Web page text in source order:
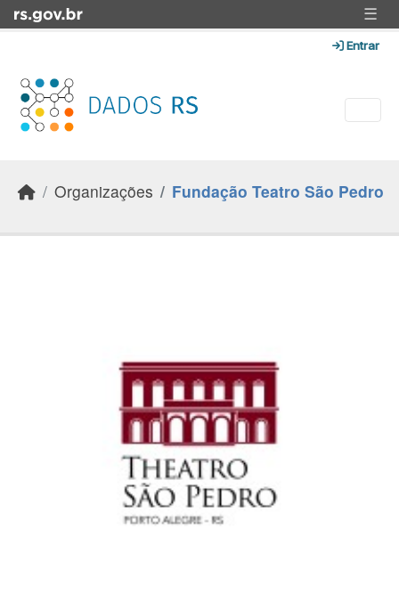
Skip to main content ☰
Entrar
Organizações Fundação Teatro São Pedro